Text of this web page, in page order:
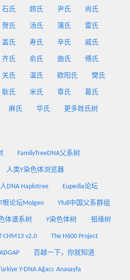
石氏 顾氏 尹氏 尚氏
贺氏 汤氏 蒲氏 雷氏
盖氏 寿氏 辛氏 戚氏
齐氏 俞氏 曲氏 傅氏
关氏 温氏 欧阳氏 樊氏
耿氏 米氏 章氏 葛氏
麻氏 华氏 更多姓氏树
FamilyTreeDNA父系树
人类Y染色体浏览器
DNA Haplotree Eupedia论坛
根论坛Molgen Yfull中国父系群组
体谱系树 Y染色体树 祖缘树
CHM13 v2.0 The H600 Project
ADGAP 百越一下，你就知道
Y-DNA Ağacı: Anasayfa